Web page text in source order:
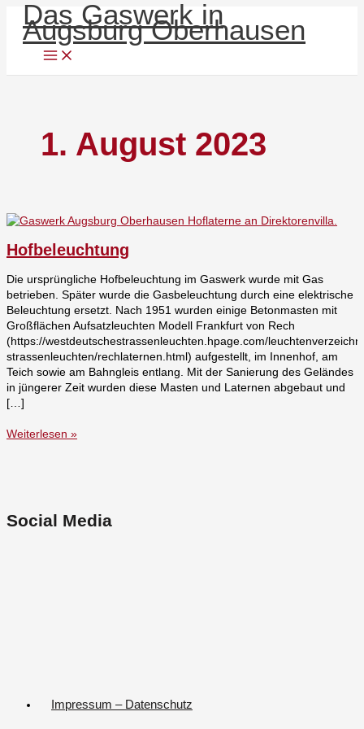
Zum
Inhalt
springen
Das Gaswerk in
Augsburg Oberhausen
1. August 2023
Hofbeleuchtung
Die ursprüngliche Hofbeleuchtung im Gaswerk wurde mit Gas
betrieben. Später wurde die Gasbeleuchtung durch eine elektrische
Beleuchtung ersetzt. Nach 1951 wurden einige Betonmasten mit
Großflächen Aufsatzleuchten Modell Frankfurt von Rech
(https://westdeutschestrassenleuchten.hpage.com/
strassenleuchten/rechlaternen.html) aufgestellt, im Innenhof, am
Teich sowie am Bahngleis entlang. Mit der Sanierung des Geländes
in jüngerer Zeit wurden diese Masten und Laternen abgebaut und
[…]
Hofbeleuchtung
Weiterlesen »
Social Media
Menü
Impressum – Datenschutz